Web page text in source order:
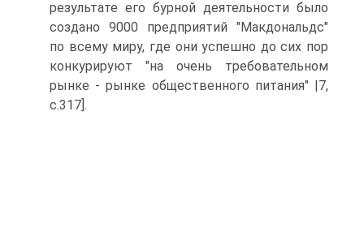
результате его бурной деятельности было
создано 9000 предприятий "Макдональдс"
по всему миру, где они успешно до сих пор
конкурируют "на очень требовательном
рынке - рынке общественного питания" |7,
с.317].